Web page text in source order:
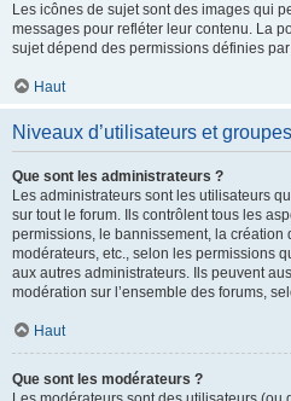
Les icônes de sujet sont des images qui
messages pour refléter leur contenu. La
sujet dépend des permissions définies par
Haut
Niveaux d’utilisateurs et groupes
Que sont les administrateurs ?
Les administrateurs sont les utilisateurs
sur tout le forum. Ils contrôlent tous les
permissions, le bannissement, la création
modérateurs, etc., selon les permissions
aux autres administrateurs. Ils peuvent
modération sur l’ensemble des forums,
Haut
Que sont les modérateurs ?